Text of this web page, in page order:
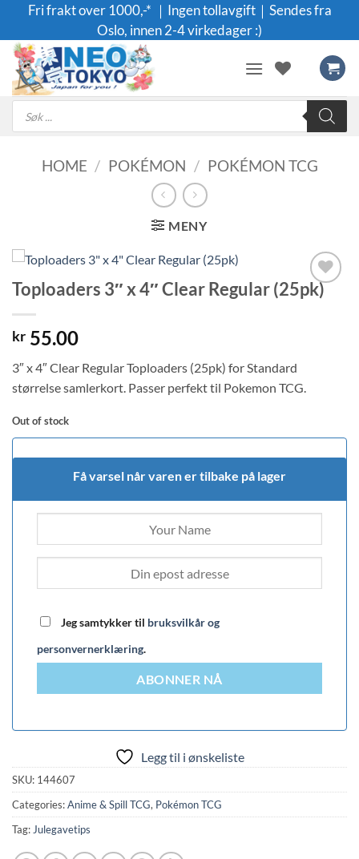
content
Fri frakt over 1000,-* ｜Ingen tollavgift｜Sendes fra
Oslo, innen 2-4 virkedager :)
Products
search
HOME / POKÉMON / POKÉMON TCG
MENY
Legg til i
Toploaders 3″ x 4″ Clear Regular (25pk)
kr 55.00
3″ x 4″ Clear Regular Toploaders (25pk) for Standard
størrelse samlerkort. Passer perfekt til Pokemon TCG.
Out of stock
Få varsel når varen er tilbake på lager
Jeg samtykker til bruksvilkår og
personvernerklæring.
ABONNER NÅ
Legg til i ønskeliste
SKU: 144607
Categories:Anime & Spill TCG, Pokémon TCG
Tag:Julegavetips